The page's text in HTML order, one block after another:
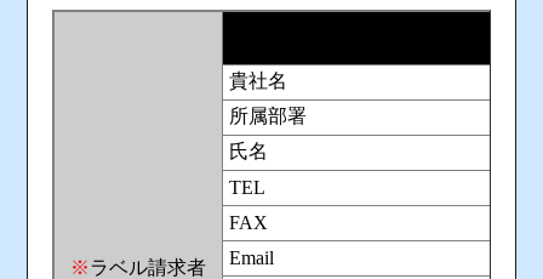
※ラベル請求者
貴社名
所属部署
氏名
TEL
FAX
Email